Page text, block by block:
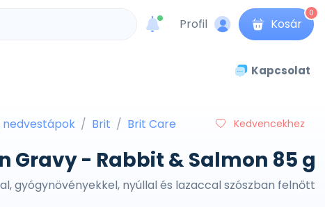
unread messages
Profil Kosár
0
Kapcsolat
nedvestápok Brit Brit Care Kedvencekhez
Gravy - Rabbit & Salmon 85 g
gyógynövényekkel, nyúllal és lazaccal szószban felnőtt